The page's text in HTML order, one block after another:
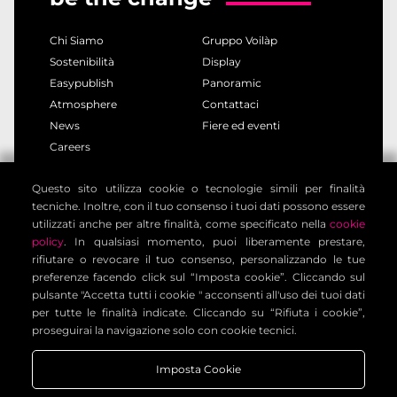
adeguate garanzie contrattuali.
6. Diritti dell’interessato
Può esercitare i diritti previsti dagli artt. 15-21 del
accesso, rettifica, cancellazione, limitazione;
momento;
reclamo al Garante per la protezione dei dati personali;
Per esercitare i diritti: dpo.voilap@amicadpo.eu
7. Dati personali dei minori
I servizi non sono destinati a minori di 14 anni. In caso
di trasmissione involontaria di dati da minori, questi
saranno eliminati immediatamente.
Chi Siamo
Gruppo Voilàp
Sostenibilità
Display
Easypublish
Panoramic
Atmosphere
Contattaci
News
Fiere ed eventi
Careers
privacy policy
cookie policy
note legali
informativa clienti
informativa contatti
condizioni generali
impostazione cookies
Voilàp Digital S.r.l. - Via Archimede, 10 - 41019 Limidi di
Soliera (MO) - ITALY - C.F - P.IVA 03556220360
Questo sito utilizza cookie o tecnologie simili per finalità
tecniche. Inoltre, con il tuo consenso i tuoi dati possono essere
utilizzati anche per altre finalità, come specificato nella cookie
policy. In qualsiasi momento, puoi liberamente prestare,
rifiutare o revocare il tuo consenso, personalizzando le tue
preferenze facendo click sul “Imposta cookie”. Cliccando sul
pulsante "Accetta tutti i cookie " acconsenti all'uso dei tuoi dati
per tutte le finalità indicate. Cliccando su “Rifiuta i cookie”,
proseguirai la navigazione solo con cookie tecnici.
Imposta Cookie